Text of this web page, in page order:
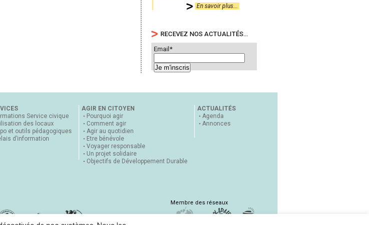
En savoir plus...
RECEVEZ NOS ACTUALITÉS…
Email*
Service civique
des locaux
et outils pédagogiques
d’information
AGIR EN CITOYEN
Pourquoi agir
Comment agir
Agir au quotidien
Etre bénévole
Voyager responsable
Un projet solidaire
Objectifs de Développement Durable
ACTUALITÉS
Agenda
Annonces
Membre des réseaux